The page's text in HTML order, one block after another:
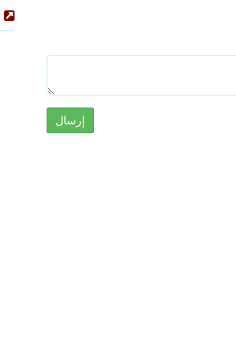
إرسال